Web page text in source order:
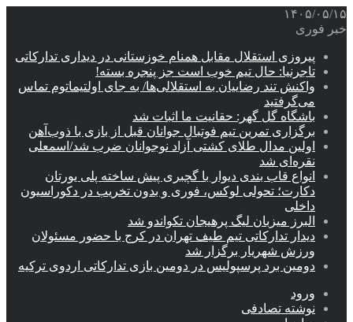
۱۴۰۵/۰۵/۱۵
خبر فوری
پیروزی استقلال مقابل همنام خوزستانی در دیداری تدارکاتی
تاجرنیا: حال تیم خوب است جز پنجره بسته!
واکنش تند رضاییان به استقلالی‌ها/ به جای اولتیماتوم تماس
می‌گرفتید
باشگاه گل گهر: حقانیت ما اثبات شد
برگزاری تمرین تیم فوتبال جوانان قبل از بازی با ذوب‌آهن
اولین مدال طلای کشتی آزاد نوجوانان ضرب شد/اسمعلی
نقره‌ای شد
انواع قاب بندی دیوار با گچبری پیش ساخته پلی یورتان
دکارت؛ تحولی لوکس، فوری و بدون تخریب در دکوراسیون
داخلی
البرز میزبان لیگ پرهیجان تکواندو شد
دیدار تدارکاتی تیم طیف تهران در کرج با حضور مسئولان
ورزش شهریار برگزار شد
دومین برد پرسپولیس در دومین بازی تدارکاتی اردوی ترکیه
ورود
نوشته تصادفی